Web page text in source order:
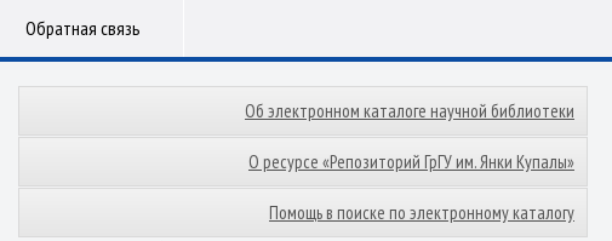
Обратная связь
Об электронном каталоге научной библиотеки
О ресурсе «Репозиторий ГрГУ им. Янки Купалы»
Помощь в поиске по электронному каталогу